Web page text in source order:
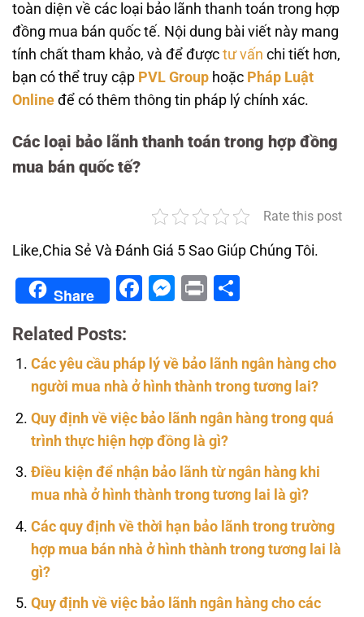
toàn diện về các loại bảo lãnh thanh toán trong hợp
đồng mua bán quốc tế. Nội dung bài viết này mang
tính chất tham khảo, và để được tư vấn chi tiết hơn,
bạn có thể truy cập PVL Group hoặc Pháp Luật
Online để có thêm thông tin pháp lý chính xác.
Các loại bảo lãnh thanh toán trong hợp đồng
mua bán quốc tế?
Rate this post
Like,Chia Sẻ Và Đánh Giá 5 Sao Giúp Chúng Tôi.
Share Facebook
Messenger
Print
Related Posts:
Các yêu cầu pháp lý về bảo lãnh ngân hàng cho
người mua nhà ở hình thành trong tương lai?
Quy định về việc bảo lãnh ngân hàng trong quá
trình thực hiện hợp đồng là gì?
Điều kiện để nhận bảo lãnh từ ngân hàng khi
mua nhà ở hình thành trong tương lai là gì?
Các quy định về thời hạn bảo lãnh trong trường
hợp mua bán nhà ở hình thành trong tương lai là
gì?
Quy định về việc bảo lãnh ngân hàng cho các